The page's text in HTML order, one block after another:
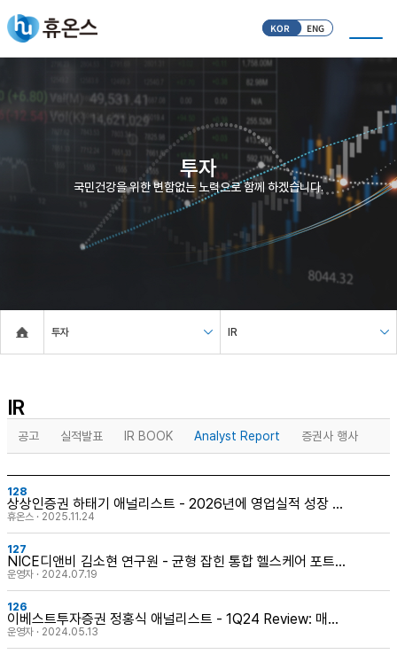
KOR ENG
투자
국민건강을 위한 변함없는 노력으로 함께 하겠습니다.
투자 IR
IR
공고 실적발표 IR BOOK Analyst Report 증권사 행사
128
상상인증권 하태기 애널리스트 - 2026년에 영업실적 성장 기
대
휴온스 · 2025.11.24
127
NICE디앤비 김소현 연구원 - 균형 잡힌 통합 헬스케어 포트폴
리오 보유한 의약품 전문기업
운영자 · 2024.07.19
126
이베스트투자증권 정홍식 애널리스트 - 1Q24 Review: 매출
액 성장흐름 유지
운영자 · 2024.05.13